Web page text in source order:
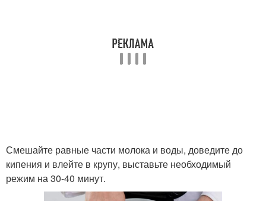
Смешайте равные части молока и воды, доведите до
кипения и влейте в крупу, выставьте необходимый
режим на 30-40 минут.